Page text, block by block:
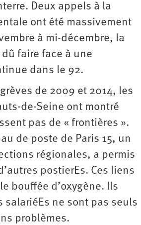
Deux appels à la
ont été massivement
à mi-décembre, la
faire face à une
dans le 92.
de 2009 et 2014, les
de-Seine ont montré
pas de « frontières ».
de poste de Paris 15, un
régionales, a permis
postierEs. Ces liens
bouffée d’oxygène. Ils
salariéEs ne sont pas seuls
problèmes.